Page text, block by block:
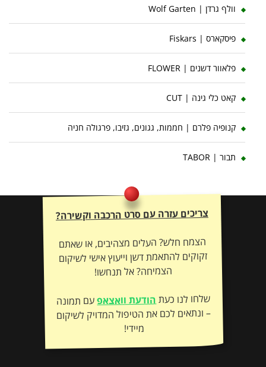
וולף גרדן | Wolf Garten
פיסקארס | Fiskars
פלאוור דשנים | FLOWER
קאט כלי גינה | CUT
קנופיה פלרם | חממות, גגונים, גזיבו, פרגולה חניה
תבור | TABOR
צריכים עזרה עם סרט הרכבה וקשירה?
הצמח חלש? העלים מצהיבים, או שאתם
זקוקים להתאמת דשן וייעוץ אישי לשיקום
הצמיחה? אל תנחשו!
שלחו לנו כעתהודעת וואצאפעם תמונה
– ונתאים לכם את הטיפול המדויק לשיקום
מיידי!